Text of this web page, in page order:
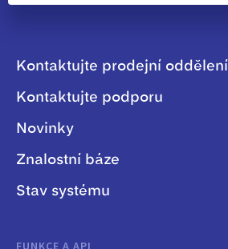
Kontaktujte prodejní oddělení
Kontaktujte podporu
Novinky
Znalostní báze
Stav systému
FUNKCE A API